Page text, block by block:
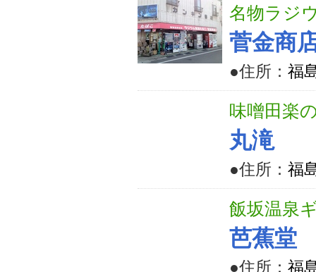
名物ラジ
菅金商
●住所： 福
味噌田楽
丸滝
●住所： 福
飯坂温泉
芭蕉堂
●住所： 福